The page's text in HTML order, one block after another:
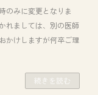
のみに変更となりま
れましては、別の医師
かけしますが何卒ご理
続きを読む